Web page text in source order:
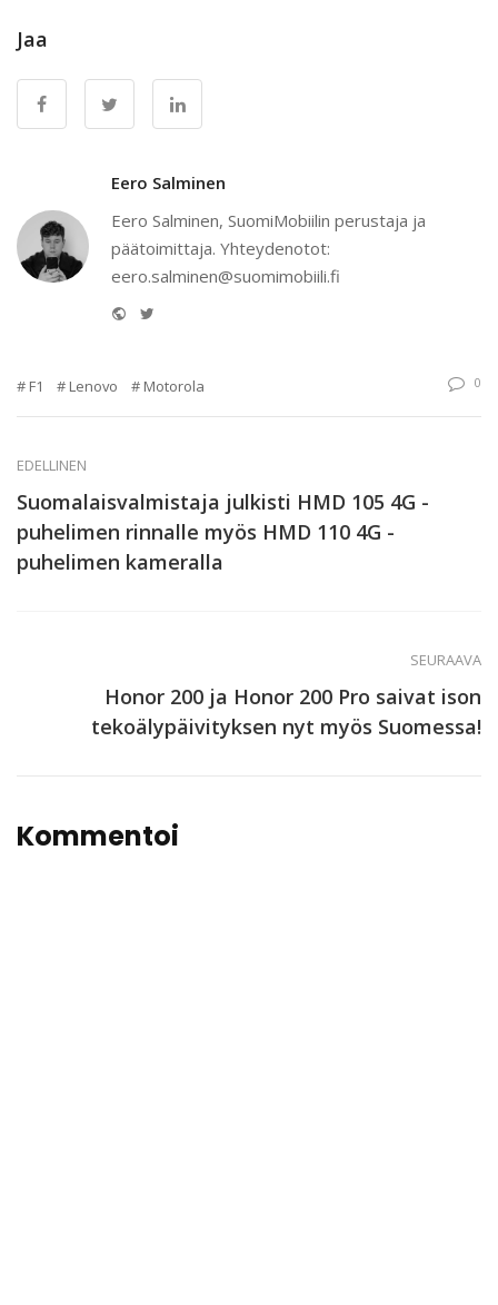
Jaa
Eero Salminen
Eero Salminen, SuomiMobiilin perustaja ja
päätoimittaja. Yhteydenotot:
eero.salminen@suomimobiili.fi
Website
F1 Lenovo Motorola 0
EDELLINEN
Suomalaisvalmistaja julkisti HMD 105 4G -
puhelimen rinnalle myös HMD 110 4G -
puhelimen kameralla
SEURAAVA
Honor 200 ja Honor 200 Pro saivat ison
tekoälypäivityksen nyt myös Suomessa!
Kommentoi